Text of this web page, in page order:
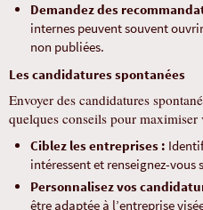
Demandez des
internes peuvent souvent
non publiées.
Les candidatures spontanées
Envoyer des candidatures
quelques conseils pour maximiser
Ciblez les entreprises :
intéressent et renseignez-vous
Personnalisez vos
être adaptée à l’entreprise